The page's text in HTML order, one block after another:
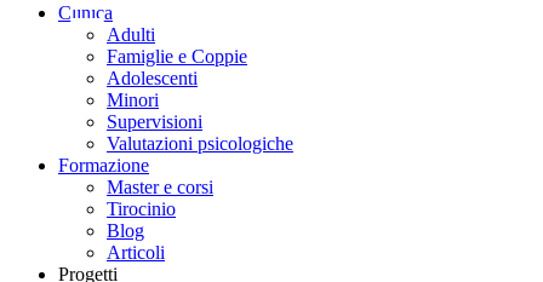
Clinica
Adulti
Famiglie e Coppie
Adolescenti
Minori
Supervisioni
Valutazioni psicologiche
Formazione
Master e corsi
Tirocinio
Blog
Articoli
Progetti